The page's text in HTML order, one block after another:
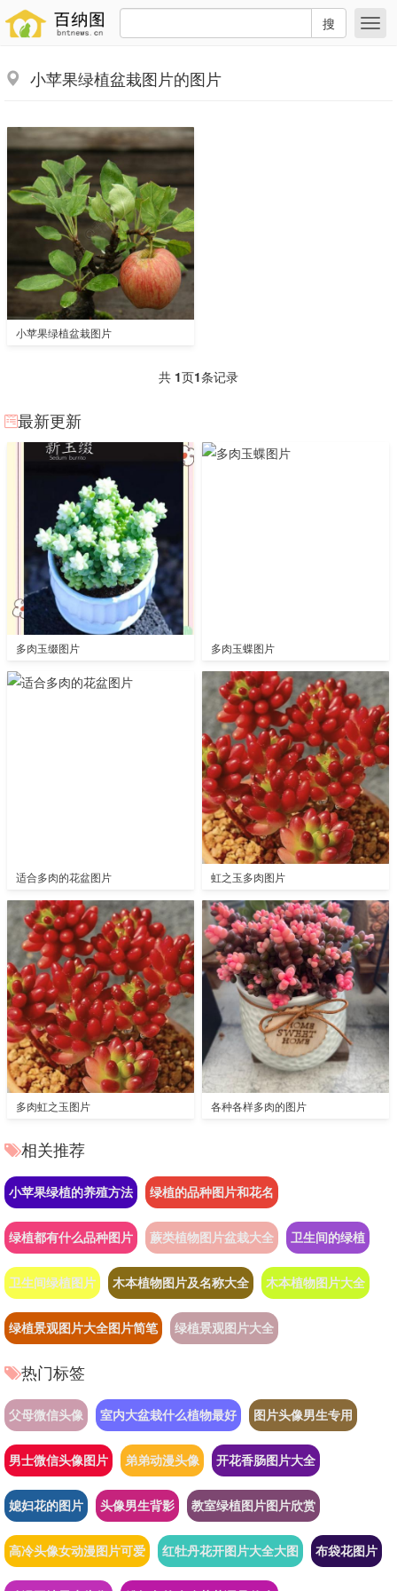
搜
小苹果绿植盆栽图片的图片
小苹果绿植盆栽图片
共 1页1条记录
最新更新
多肉玉缀图片 多肉玉蝶图片
适合多肉的花盆图片 虹之玉多肉图片
多肉虹之玉图片 各种各样多肉的图片
相关推荐
小苹果绿植的养殖方法 绿植的品种图片和花名
绿植都有什么品种图片 蕨类植物图片盆栽大全 卫生间的绿植
卫生间绿植图片 木本植物图片及名称大全 木本植物图片大全
绿植景观图片大全图片简笔 绿植景观图片大全
热门标签
父母微信头像 室内大盆栽什么植物最好 图片头像男生专用
男士微信头像图片 弟弟动漫头像 开花香肠图片大全
媳妇花的图片 头像男生背影 教室绿植图片图片欣赏
高冷头像女动漫图片可爱 红牡丹花开图片大全大图 布袋花图片